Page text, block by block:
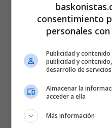
consentimiento
personales
Publicidad y
publicidad y
desarrollo de servicios
Almacenar la
acceder a ella
Más información